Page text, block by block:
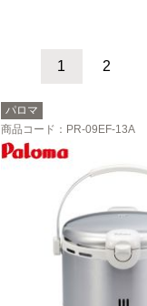
1 2
パロマ
商品コード ：PR-09EF-13A